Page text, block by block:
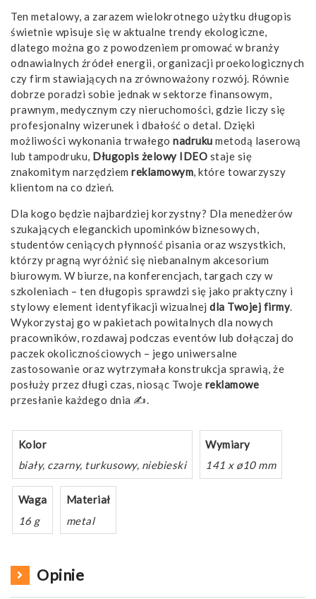
Ten metalowy, a zarazem wielokrotnego użytku długopis
świetnie wpisuje się w aktualne trendy ekologiczne,
dlatego można go z powodzeniem promować w branży
odnawialnych źródeł energii, organizacji proekologicznych
czy firm stawiających na zrównoważony rozwój. Równie
dobrze poradzi sobie jednak w sektorze finansowym,
prawnym, medycznym czy nieruchomości, gdzie liczy się
profesjonalny wizerunek i dbałość o detal. Dzięki
możliwości wykonania trwałego nadruku metodą laserową
lub tampodruku, Długopis żelowy IDEO staje się
znakomitym narzędziem reklamowym, które towarzyszy
klientom na co dzień.
Dla kogo będzie najbardziej korzystny? Dla menedżerów
szukających eleganckich upominków biznesowych,
studentów ceniących płynność pisania oraz wszystkich,
którzy pragną wyróżnić się niebanalnym akcesorium
biurowym. W biurze, na konferencjach, targach czy w
szkoleniach – ten długopis sprawdzi się jako praktyczny i
stylowy element identyfikacji wizualnej dla Twojej firmy.
Wykorzystaj go w pakietach powitalnych dla nowych
pracowników, rozdawaj podczas eventów lub dołączaj do
paczek okolicznościowych – jego uniwersalne
zastosowanie oraz wytrzymała konstrukcja sprawią, że
posłuży przez długi czas, niosąc Twoje reklamowe
przesłanie każdego dnia ✍️.
Kolor
biały, czarny, turkusowy, niebieski
Wymiary
141 x ø10 mm
Waga
16 g
Materiał
metal
Opinie